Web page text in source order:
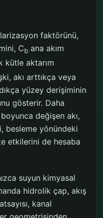
faktörünü,
Cb ana akım
kütle aktarım
akı arttıkça veya
yüzey derişiminin
gösterir. Daha
değişen akı,
besleme yönündeki
etkilerini de hesaba
suyun kimyasal
hidrolik çap, akış
kanal